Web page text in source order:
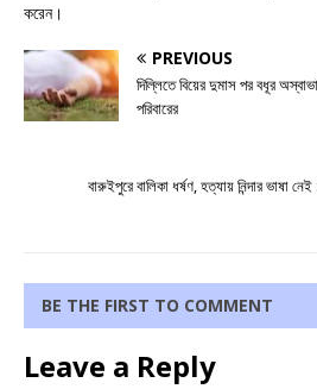
করেন।
PREVIOUS
দিল্লিতে বিয়ের দুমাস পর বধূর
পরিবারের
বারুইপুরে বালিকা ধর্ষণ, হত্যায় নিন্দার ভাষা
BE THE FIRST TO COMMENT
Leave a Reply